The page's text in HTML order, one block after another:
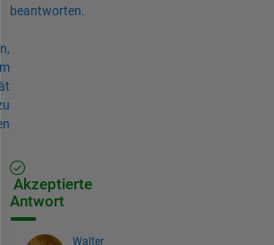
beantworten.
Akzeptierte
Antwort
Walter